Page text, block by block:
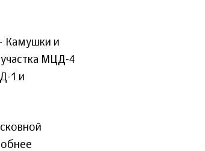
Камушки и
МЦД-4
1 и